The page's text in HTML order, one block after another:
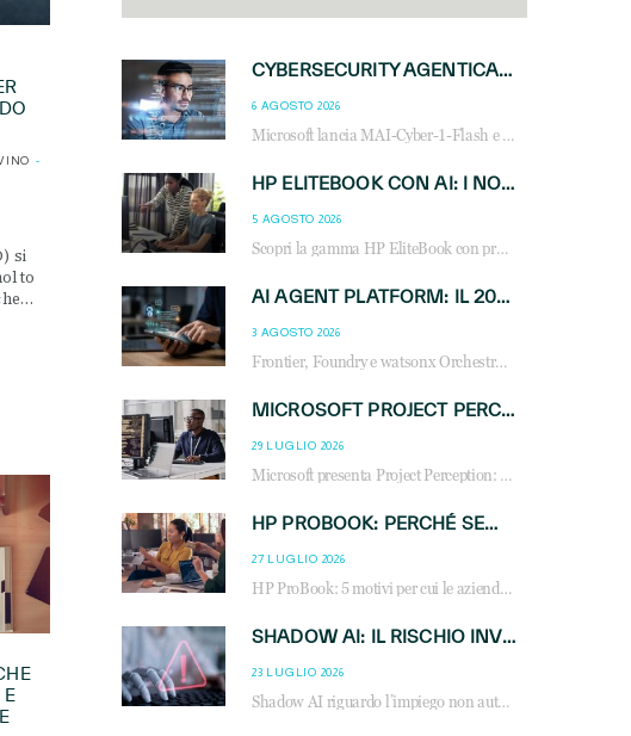
si
E
CYBERSECURITY AGENTICA: CON PERCEPTION E MAI-CYBER-1-FLASH MICROSOFT APRE NUOVI SERVIZI PER IL CANALE
6 AGOSTO 2026
Microsoft lancia MAI-Cyber-1-Flash e Perception: cybersecurity agentica in preview dal 3 novembre. Cosa cambia per MSP, system integrator e reseller.
HP ELITEBOOK CON AI: I NOTEBOOK BUSINESS INTELLIGENTI CHE TRASFORMANO PRODUTTIVITÀ, SICUREZZA E LAVORO IBRIDO
5 AGOSTO 2026
Scopri la gamma HP EliteBook con processori Intel® Core™ Ultra e AMD Ryzen™ AI. Notebook business progettati per aumentare la produttività, migliorare la collaborazione e garantire sicurezza avanzata in ufficio e in mobilità.
AI AGENT PLATFORM: IL 2026 È L’ANNO DEL «SISTEMA OPERATIVO» PER GLI AGENTI AZIENDALI
3 AGOSTO 2026
Frontier, Foundry e watsonx Orchestrate: la guerra delle piattaforme AI agent ridisegna il mercato IT. Cosa cambia per reseller, MSP e system integrator.
MICROSOFT PROJECT PERCEPTION: COME GLI AGENTI AI CAMBIERANNO SOC, CYBERSECURITY E SERVIZI MSP
29 LUGLIO 2026
Microsoft presenta Project Perception: scopri come gli agenti AI possono trasformare cybersecurity, SOC e servizi gestiti degli MSP.
HP PROBOOK: PERCHÉ SEMPRE PIÙ AZIENDE SCELGONO NOTEBOOK PROGETTATI PER IL LAVORO MODERNO
27 LUGLIO 2026
HP ProBook: 5 motivi per cui le aziende scelgono i notebook business HP per migliorare produttività, sicurezza e gestione dell’AI.
SHADOW AI: IL RISCHIO INVISIBILE CHE LE AZIENDE POSSONO GOVERNARE
23 LUGLIO 2026
Shadow AI riguardo l’impiego non autorizzato di sistemi AI all’interno dell’azienda. E’ una pratica che si diffonde a partire dai dipendenti fino ai dirigenti e mette a repentaglio la cybersecurity, con costi più elevati per le organizzazioni. Due recenti report illustrano il fenomeno e forniscono dati in merito